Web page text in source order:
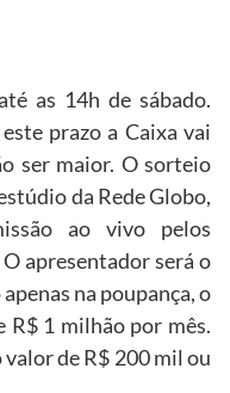
as 14h de sábado.
prazo a Caixa vai
ser maior. O sorteio
da Rede Globo,
ao vivo pelos
apresentador será o
na poupança, o
R$ 1 milhão por mês.
de R$ 200 mil ou